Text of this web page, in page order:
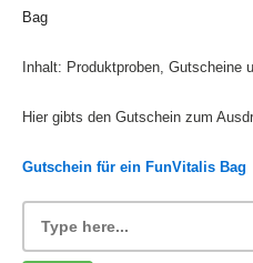
Bag
Inhalt: Produktproben, Gutscheine
Hier gibts den Gutschein zum
Gutschein für ein FunVitalis Bag